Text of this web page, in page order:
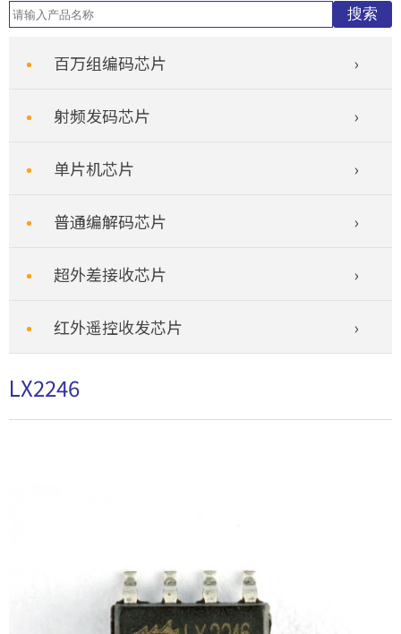
百万组编码芯片
射频发码芯片
单片机芯片
普通编解码芯片
超外差接收芯片
红外遥控收发芯片
LX2246